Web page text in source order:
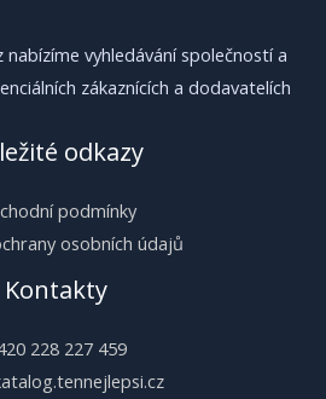
vyhledávání společností a
zákaznících a dodavatelích
odkazy
podmínky
osobních údajů
Kontakty
228 227 459